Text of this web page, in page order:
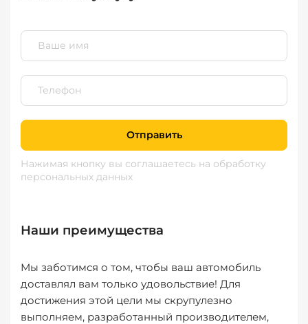
Отправить
Нажимая кнопку вы соглашаетесь на обработку
персональных данных
Наши преимущества
Мы заботимся о том, чтобы ваш автомобиль
доставлял вам только удовольствие! Для
достижения этой цели мы скрупулезно
выполняем, разработанный производителем,